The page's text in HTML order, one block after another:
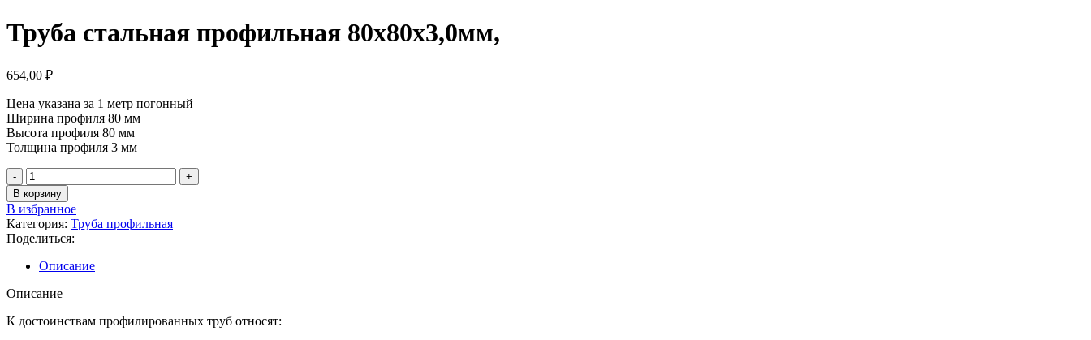
Труба стальная профильная 80х80х3,0мм,
654,00 ₽
Цена указана за 1 метр погонный
Ширина профиля 80 мм
Высота профиля 80 мм
Толщина профиля 3 мм
В корзину
В избранное
Категория: Труба профильная
Поделиться:
Описание
Описание
К достоинствам профилированных труб относят: